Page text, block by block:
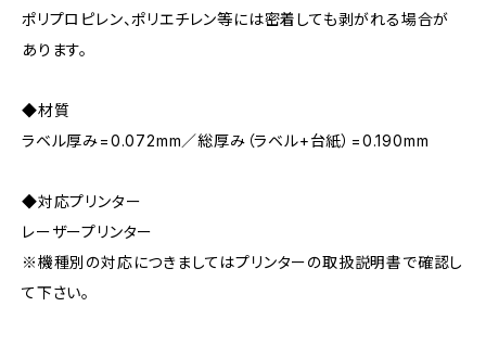
ポリプロピレン、ポリエチレン等には密着しても剥がれる場合が
あります。
◆材質
ラベル厚み=0.072mm／総厚み（ラベル+台紙）=0.190mm
◆対応プリンター
レーザープリンター
※機種別の対応につきましてはプリンターの取扱説明書で確認し
て下さい。